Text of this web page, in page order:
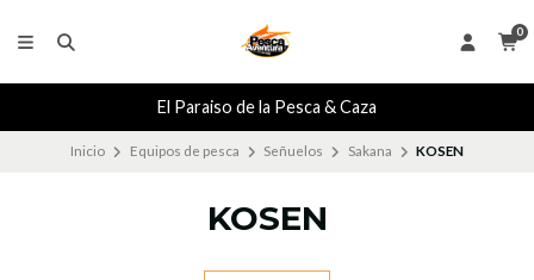
0
El Paraiso de la Pesca & Caza
Inicio Equipos de pesca Señuelos Sakana KOSEN
KOSEN